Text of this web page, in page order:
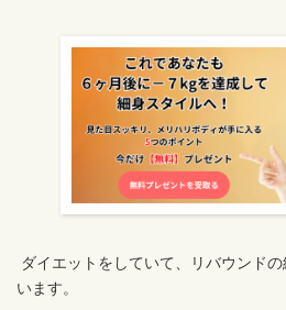
時
:
ダイエットをしていて、リバウンド
います。